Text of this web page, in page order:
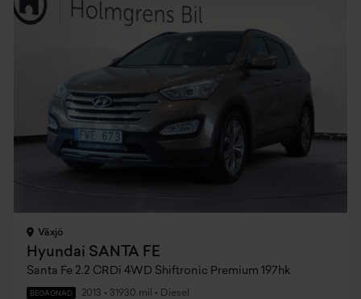
Växjö
Hyundai SANTA FE
Santa Fe 2.2 CRDi 4WD Shiftronic Premium 197hk
BEGAGNAD 2013 • 31930 mil • Diesel